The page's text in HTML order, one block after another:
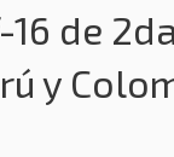
de
y